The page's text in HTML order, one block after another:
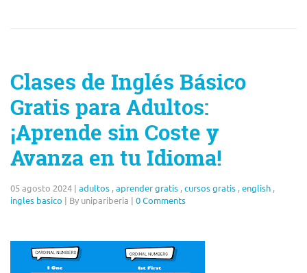
Clases de Inglés Básico
Gratis para Adultos:
¡Aprende sin Coste y
Avanza en tu Idioma!
05 agosto 2024 | adultos ,aprender gratis ,cursos gratis ,english ,
ingles basico | By unipariberia | 0 Comments